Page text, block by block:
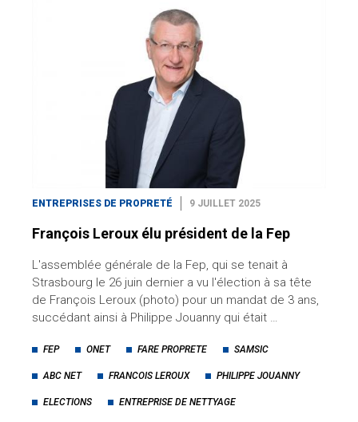
ENTREPRISES DE PROPRETÉ 9 JUILLET 2025
François Leroux élu président de la Fep
L'assemblée générale de la Fep, qui se tenait à
Strasbourg le 26 juin dernier a vu l'élection à sa tête
de François Leroux (photo) pour un mandat de 3 ans,
succédant ainsi à Philippe Jouanny qui était …
FEP ONET FARE PROPRETE SAMSIC
ABC NET FRANCOIS LEROUX PHILIPPE JOUANNY
ELECTIONS ENTREPRISE DE NETTYAGE